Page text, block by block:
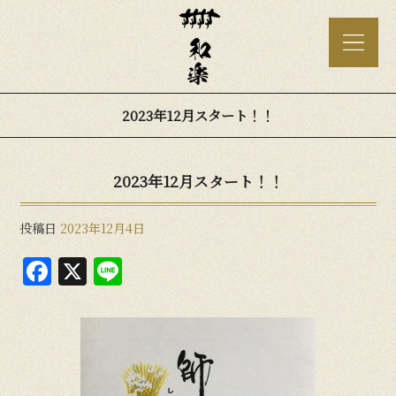
2023年12月スタート！！
2023年12月スタート！！
投稿日 2023年12月4日
F
a
X
e